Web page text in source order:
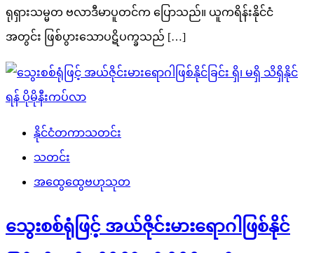
ရုရှားသမ္မတ ဗလာဒီမာပူတင်က ပြောသည်။ ယူကရိန်းနိုင်ငံ
အတွင်း ဖြစ်ပွားသောပဋိပက္ခသည် […]
နိုင်ငံတကာသတင်း
သတင်း
အထွေထွေဗဟုသုတ
သွေးစစ်ရုံဖြင့် အယ်ဇိုင်းမားရောဂါဖြစ်နိုင်